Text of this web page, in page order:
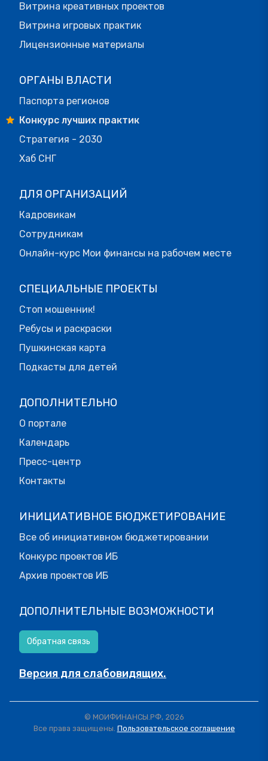
Витрина креативных проектов
Витрина игровых практик
Лицензионные материалы
ОРГАНЫ ВЛАСТИ
Паспорта регионов
Конкурс лучших практик
Стратегия - 2030
Хаб СНГ
ДЛЯ ОРГАНИЗАЦИЙ
Кадровикам
Сотрудникам
Онлайн-курс Мои финансы на рабочем месте
СПЕЦИАЛЬНЫЕ ПРОЕКТЫ
Стоп мошенник!
Ребусы и раскраски
Пушкинская карта
Подкасты для детей
ДОПОЛНИТЕЛЬНО
О портале
Календарь
Пресс-центр
Контакты
ИНИЦИАТИВНОЕ БЮДЖЕТИРОВАНИЕ
Все об инициативном бюджетировании
Конкурс проектов ИБ
Архив проектов ИБ
ДОПОЛНИТЕЛЬНЫЕ ВОЗМОЖНОСТИ
Обратная связь
Версия для слабовидящих.
© МОИФИНАНСЫ.РФ, 2026
Все права защищены. Пользовательское соглашение